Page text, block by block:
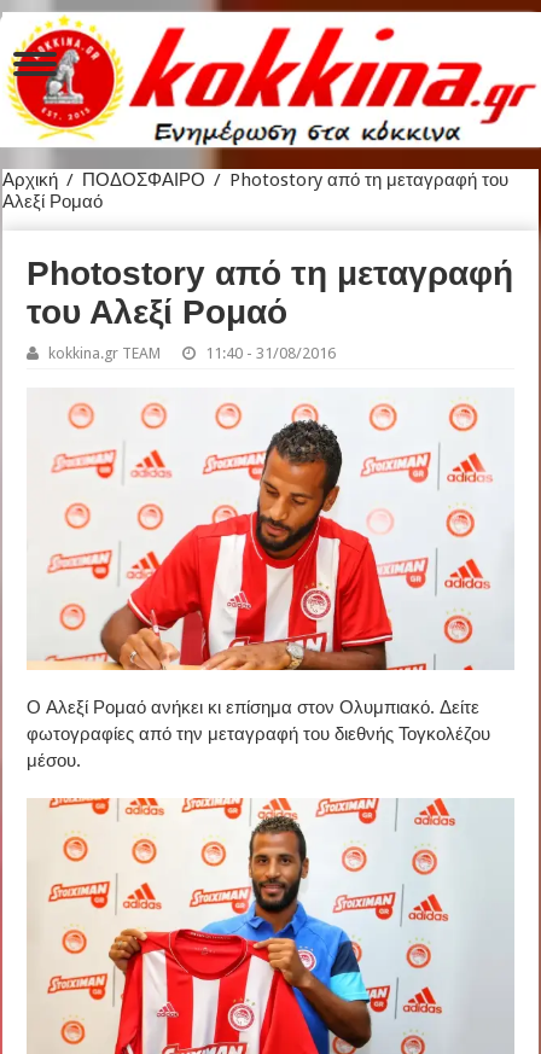
Αρχική / ΠΟΔΟΣΦΑΙΡΟ / Photostory από τη μεταγραφή του
Αλεξί Ρομαό
Photostory από τη μεταγραφή
του Αλεξί Ρομαό
kokkina.gr TEAM 11:40 - 31/08/2016
Ο Αλεξί Ρομαό ανήκει κι επίσημα στον Ολυμπιακό. Δείτε
φωτογραφίες από την μεταγραφή του διεθνής Τογκολέζου
μέσου.